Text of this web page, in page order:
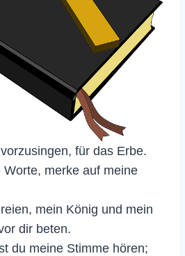
für das Erbe.
merke auf meine
mein König und mein
dir beten.
du meine Stimme hören;